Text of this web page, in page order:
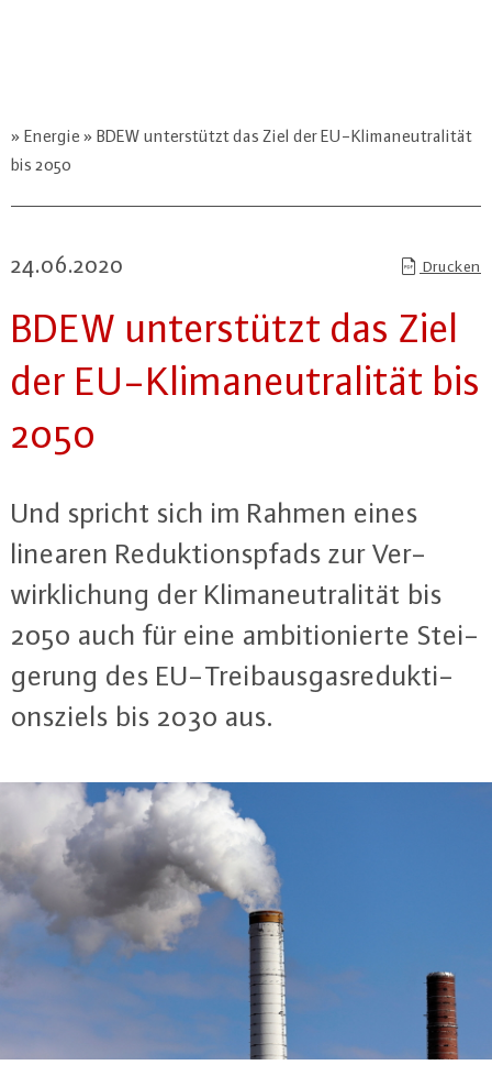
Energie
BDEW unterstützt das Ziel der EU-Klimaneutralität
bis 2050
24.06.2020 Drucken
BDEW un­ter­stützt das Ziel
der EU-Kli­ma­neu­tra­li­tät bis
2050
Und spricht sich im Rahmen eines
linearen Re­duk­ti­ons­pfads zur Ver­
wirk­li­chung der Kli­ma­neu­tra­li­tät bis
2050 auch für eine am­bi­tio­nier­te Stei­
ge­rung des EU-Trei­b­aus­gas­re­duk­ti­
ons­ziels bis 2030 aus.